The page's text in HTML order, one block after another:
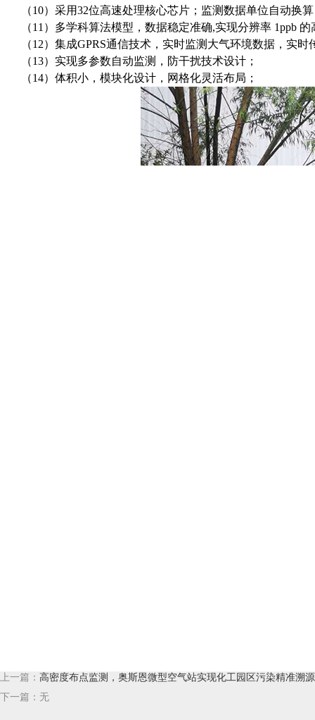
（10）采用32位高速处理核心芯片；监测数据单位自动换
（11）多学科算法模型，数据稳定准确,实现分辨率 1ppb
（12）集成GPRS通信技术，实时监测大气环境数据，实
（13）实现多参数自动监测，防干扰技术设计；
（14）体积小，模块化设计，网格化灵活布局；
上一篇： 高密度布点监测，奥斯恩微型空气站实现化工园区污染精准溯源
下一篇：无